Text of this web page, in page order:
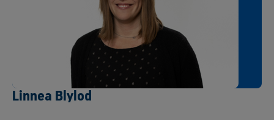
Linnea Blylod